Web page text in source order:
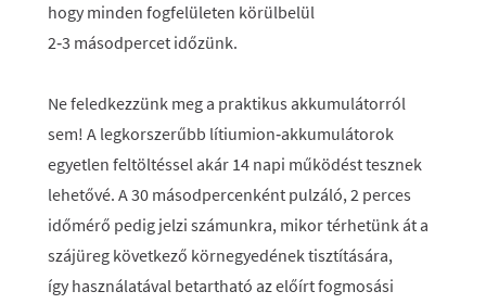
hogy minden fogfelületen körülbelül
2‑3 másodpercet időzünk.
Ne feledkezzünk meg a praktikus akkumulátorról
sem! A legkorszerűbb lítiumion‑akkumulátorok
egyetlen feltöltéssel akár 14 napi működést tesznek
lehetővé. A 30 másodpercenként pulzáló, 2 perces
időmérő pedig jelzi számunkra, mikor térhetünk át a
szájüreg következő körnegyedének tisztítására,
így használatával betartható az előírt fogmosási